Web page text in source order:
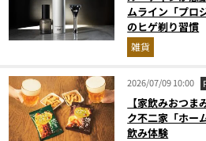
ムライン「プロ
のヒゲ剃り習慣
雑貨
2026/07/09 10:00
【家飲みおつ
ク不二家「ホー
飲み体験